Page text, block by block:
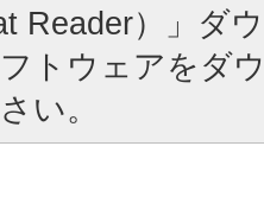
Reader）」ダ
トウェアをダ
い。